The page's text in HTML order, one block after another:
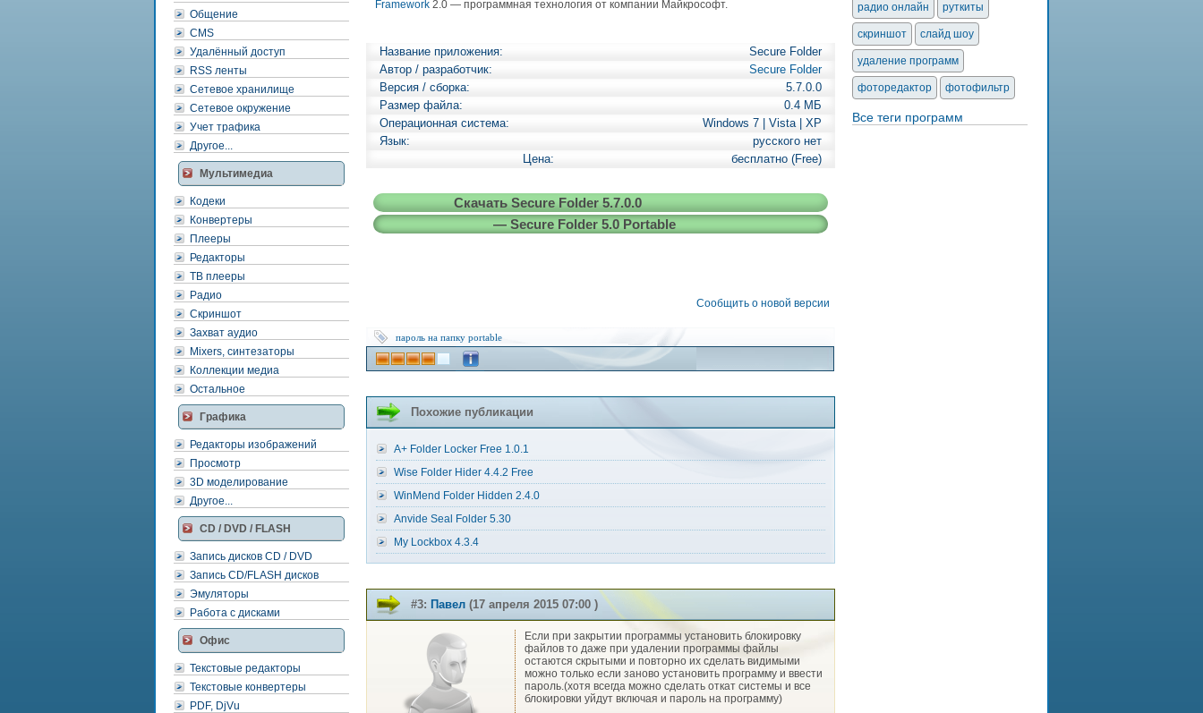
Общение
CMS
Удалённый доступ
RSS ленты
Сетевое хранилище
Сетевое окружение
Учет трафика
Другое...
Мультимедиа
Кодеки
Конвертеры
Плееры
Редакторы
ТВ плееры
Радио
Скриншот
Захват аудио
Mixers, синтезаторы
Коллекции медиа
Остальное
Графика
Редакторы изображений
Просмотр
3D моделирование
Другое...
CD / DVD / FLASH
Запись дисков CD / DVD
Запись CD/FLASH дисков
Эмуляторы
Работа с дисками
Офис
Текстовые редакторы
Текстовые конвертеры
PDF, DjVu
Framework 2.0 — программная технология от компании Майкрософт.
Название приложения:
Secure Folder
Автор / разработчик:
Secure Folder
Версия / сборка:
5.7.0.0
Размер файла:
0.4 МБ
Операционная система:
Windows 7 | Vista | XP
Язык:
русского нет
Цена:
бесплатно (Free)
Скачать Secure Folder 5.7.0.0
— Secure Folder 5.0 Portable
Сообщить о новой версии
пароль на папку portable
Похожие публикации
A+ Folder Locker Free 1.0.1
Wise Folder Hider 4.4.2 Free
WinMend Folder Hidden 2.4.0
Anvide Seal Folder 5.30
My Lockbox 4.3.4
#3: Павел (17 апреля 2015 07:00 )
Если при закрытии программы установить блокировку
файлов то даже при удалении программы файлы
остаются скрытыми и повторно их сделать видимыми
можно только если заново установить программу и ввести
пароль.(хотя всегда можно сделать откат системы и все
блокировки уйдут включая и пароль на программу)
радио онлайн руткиты
скриншот слайд шоу
удаление программ
фоторедактор фотофильтр
Все теги программ